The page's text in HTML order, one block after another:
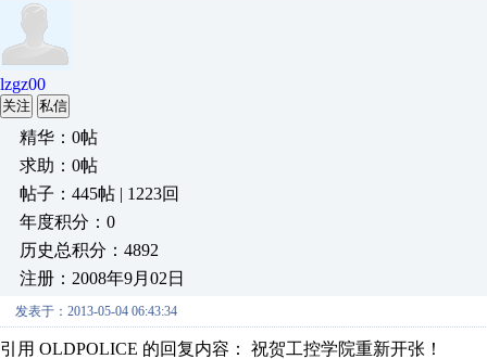
lzgz00
关注 私信
精华：0帖
求助：0帖
帖子：445帖 | 1223回
年度积分：0
历史总积分：4892
注册：2008年9月02日
发表于：2013-05-04 06:43:34
引用 OLDPOLICE 的回复内容： 祝贺工控学院重新开张！